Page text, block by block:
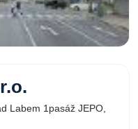
Labem 1pasáž JEPO,